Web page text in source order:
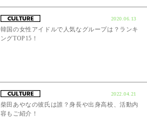
2020.06.13
韓国の女性アイドルで人気なグループは？ランキ
ングTOP15！
2022.04.21
柴田あやなの彼氏は誰？身長や出身高校、活動内
容もご紹介！